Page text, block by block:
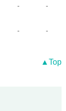
- -
- -
▲Top